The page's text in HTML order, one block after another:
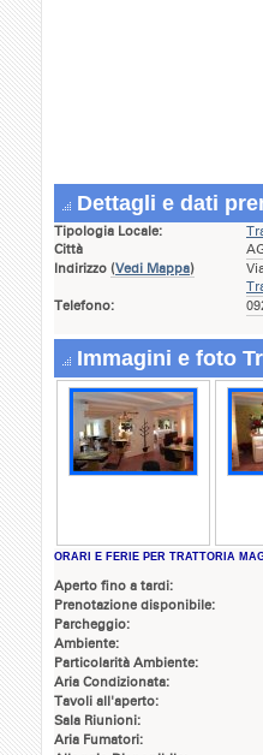
Dettagli e dati
Tipologia Locale:
Città
Indirizzo (Vedi Mappa)
Telefono:
Immagini e foto
ORARI E FERIE PER TRATTORIA
Aperto fino a tardi:
Prenotazione disponibile:
Parcheggio:
Ambiente:
Particolarità Ambiente:
Aria Condizionata:
Tavoli all'aperto:
Sala Riunioni:
Aria Fumatori: